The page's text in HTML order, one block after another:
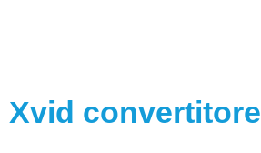
Xvid convertitore